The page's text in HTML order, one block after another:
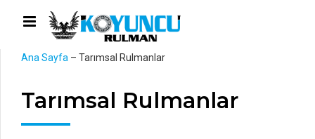
Ana Sayfa – Tarımsal Rulmanlar
Tarımsal Rulmanlar